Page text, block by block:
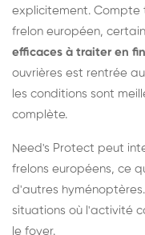
explicitement. Compte
frelon européen,
efficaces à traiter en
ouvrières est rentrée
les conditions sont
complète.
Need's Protect peut
frelons européens, ce
d'autres
situations où l'activité
le foyer.